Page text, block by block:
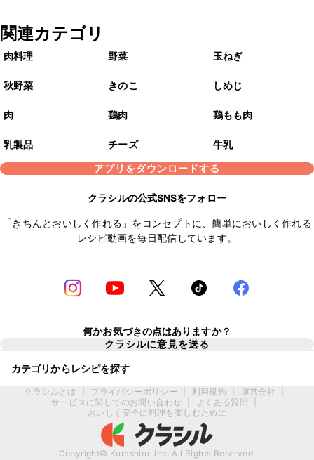
関連カテゴリ
肉料理 野菜 玉ねぎ
秋野菜 きのこ しめじ
肉 鶏肉 鶏もも肉
乳製品 チーズ
牛乳
アプリをダウンロードする
クラシルの公式SNSをフォロー
「きちんとおいしく作れる」をコンセプトに、簡単においしく作れる
レシピ動画を毎日配信しています。
何かお気づきの点はありますか？
クラシルに意見を送る
カテゴリからレシピを探す
クラシルとは プライバシーポリシー 利用規約 運営会社
サービスに関してのお問い合わせ
よくある質問
おいしく安全に料理を楽しむために
Copyright© Kurashiru, Inc. All Rights Reserved.